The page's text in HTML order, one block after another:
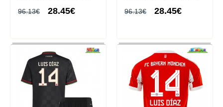
96.13€ 28.45€ 96.13€ 28.45€